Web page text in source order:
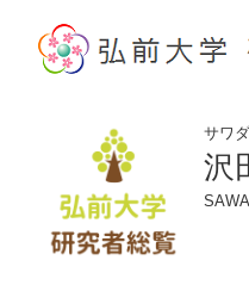
サワ
沢